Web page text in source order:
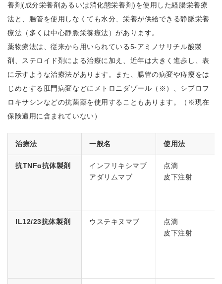
養剤(成分栄養剤あるいは消化態栄養剤)を使用した経腸栄養療
法と、腸管を使用しなくても水分、栄養が供給できる静脈栄養
療法（多くは中心静脈栄養療法）があります。
薬物療法は、従来から用いられている5-アミノサリチル酸製
剤、ステロイド剤による治療に加え、近年は大きく進歩し、表
に示すような治療法があります。また、腸管の病変や痔瘻をは
じめとする肛門病変などにメトロニダゾール（※）、シプロフ
ロキサシンなどの抗菌薬を使用することもあります。（※現在
保険適用に含まれていない）
治療法 一般名 使用法
抗TNFα抗体製剤
インフリキシマブ
アダリムマブ
点滴
皮下注射
IL12/23抗体製剤 ウステキヌマブ
点滴
皮下注射